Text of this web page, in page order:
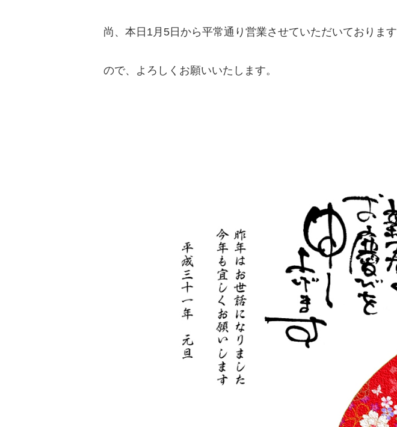
尚、本日1月5日から平常通り営業させていただいております
ので、よろしくお願いいたします。